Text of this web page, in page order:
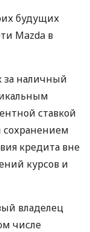
будущих
Mazda в
за наличный
ставкой
сохранением
кредита вне
курсов и
владелец
числе